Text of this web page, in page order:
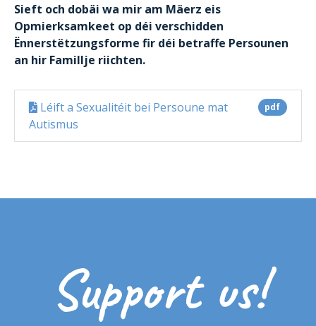
Sieft och dobäi wa mir am Mäerz eis
Opmierksamkeet op déi verschidden
Ënnerstëtzungsforme fir déi betraffe Persounen
an hir Famillje riichten.
pdf
Léift a Sexualitéit bei Persoune mat
Autismus
Support us!